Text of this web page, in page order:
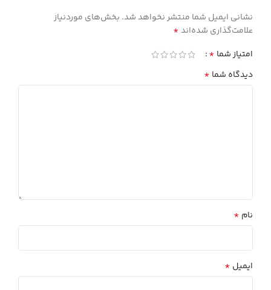
نشانی ایمیل شما منتشر نخواهد شد. بخش‌های موردنیاز
علامت‌گذاری شده‌اند*
امتیاز شما *
دیدگاه شما *
نام *
ایمیل *